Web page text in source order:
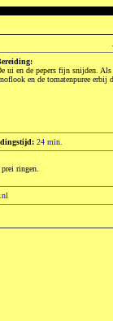
ui en de pepers fijn snijden.
en de tomatenpuree erbij
24 min.
ringen.